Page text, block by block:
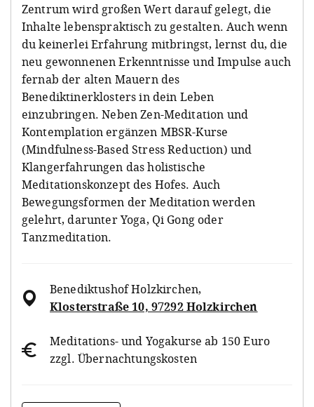
Zentrum wird großen Wert darauf gelegt, die
Inhalte lebenspraktisch zu gestalten. Auch wenn
du keinerlei Erfahrung mitbringst, lernst du, die
neu gewonnenen Erkenntnisse und Impulse auch
fernab der alten Mauern des
Benediktinerklosters in dein Leben
einzubringen. Neben Zen-Meditation und
Kontemplation ergänzen MBSR-Kurse
(Mindfulness-Based Stress Reduction) und
Klangerfahrungen das holistische
Meditationskonzept des Hofes. Auch
Bewegungsformen der Meditation werden
gelehrt, darunter Yoga, Qi Gong oder
Tanzmeditation.
Benediktushof Holzkirchen,
Klosterstraße 10, 97292 Holzkirchen
Meditations- und Yogakurse ab 150 Euro
zzgl. Übernachtungskosten